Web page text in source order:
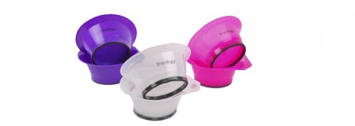
ofertas, promociones y lanzamiento de nuevos
productos?
Introduce aquí tu dirección de e-mail y te
mantendremos informado/a.
Una forma fácil y cómoda de estar al día de